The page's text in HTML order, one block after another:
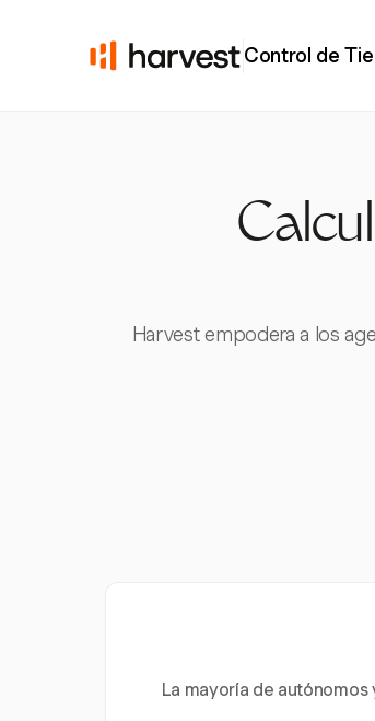
Control de
Harvest empodera a los
La mayoría de